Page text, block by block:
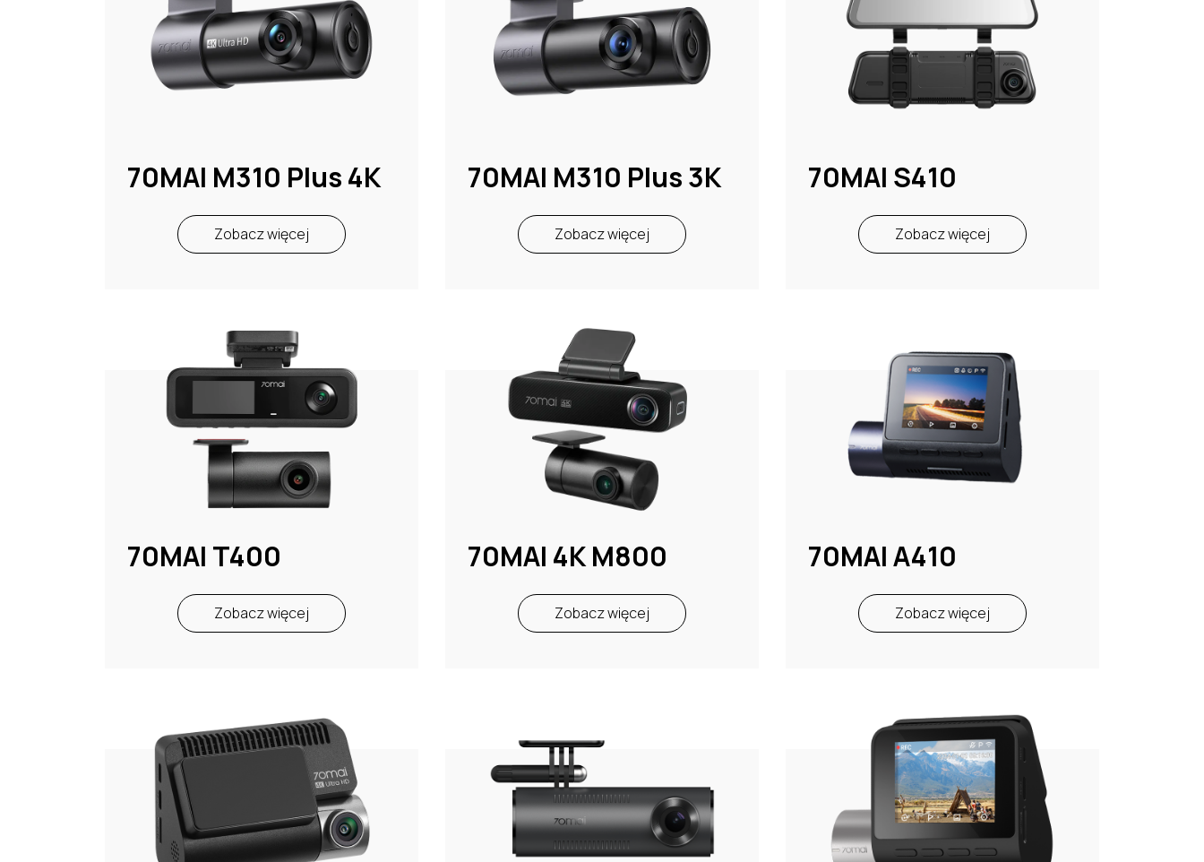
70MAI M310 Plus 4K
Zobacz więcej
70MAI M310 Plus 3K
Zobacz więcej
70MAI S410
Zobacz więcej
70MAI T400
Zobacz więcej
70MAI 4K M800
Zobacz więcej
70MAI A410
Zobacz więcej